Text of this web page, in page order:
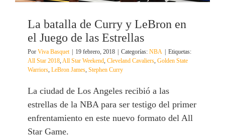
La batalla de Curry y LeBron en
el Juego de las Estrellas
Por Viva Basquet 19 febrero, 2018 Categorías: NBA
Etiquetas:
All Star 2018, All Star Weekend, Cleveland Cavaliers, Golden State
Warriors, LeBron James, Stephen Curry
La ciudad de Los Angeles recibió a las
estrellas de la NBA para ser testigo del primer
enfrentamiento en este nuevo formato del All
Star Game.